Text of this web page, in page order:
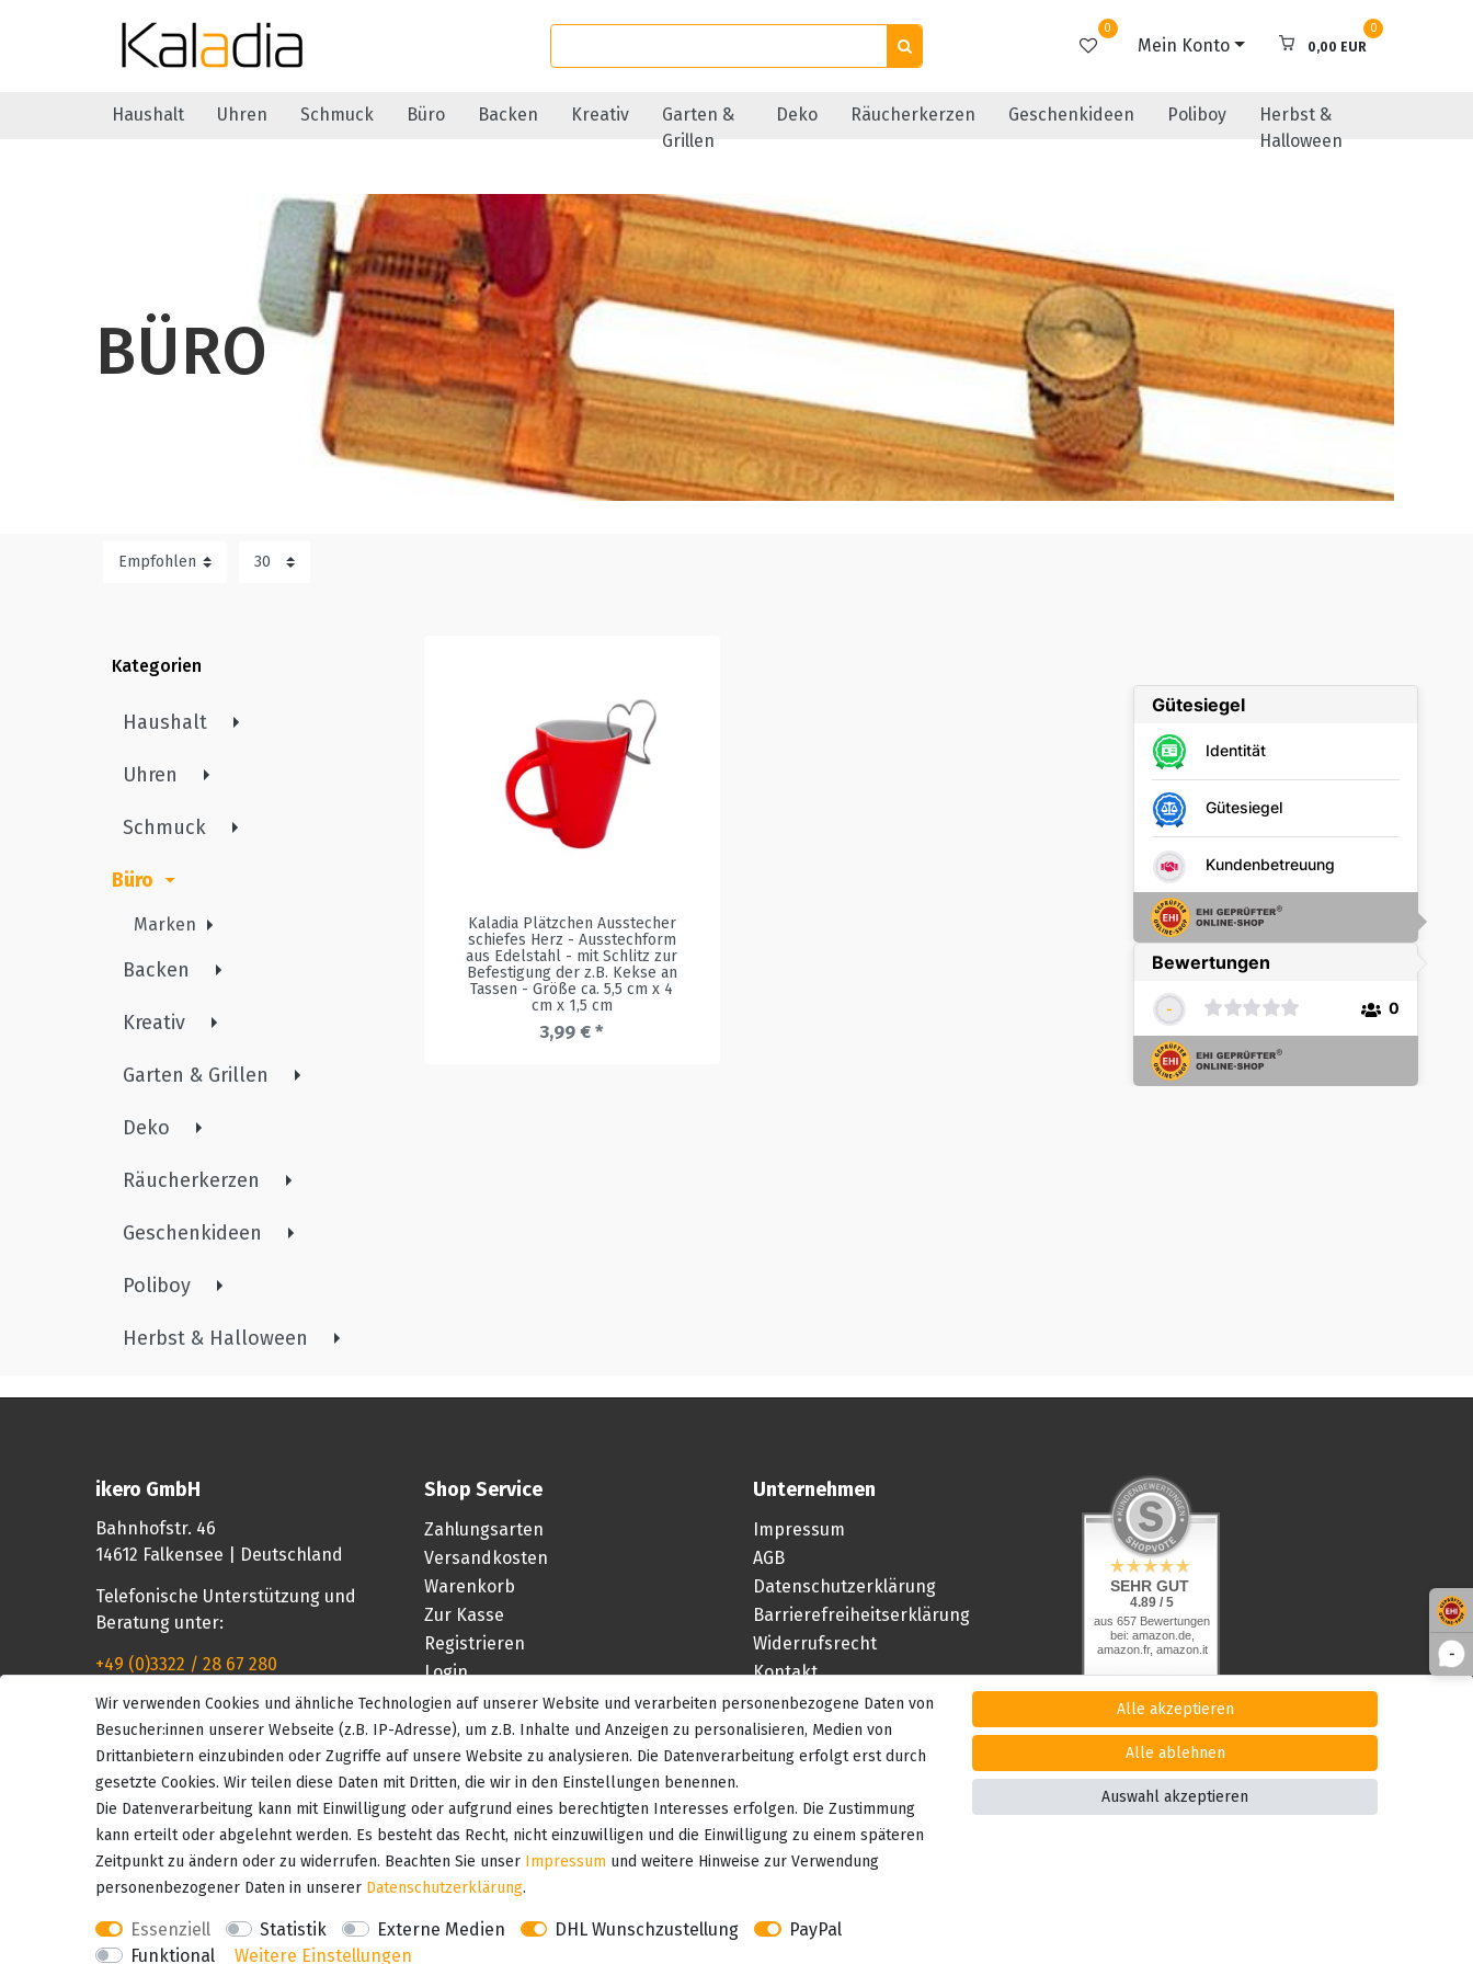
-
0
Mein Konto
0
0,00 EUR
Haushalt Uhren Schmuck Büro Backen Kreativ
Garten &
Grillen
Deko Räucherkerzen Geschenkideen Poliboy
Herbst &
Halloween
BÜRO
Kategorien
Haushalt
Uhren
Schmuck
Büro
Marken
Backen
Kreativ
Garten & Grillen
Deko
Räucherkerzen
Geschenkideen
Poliboy
Herbst & Halloween
Kaladia Plätzchen Ausstecher
schiefes Herz - Ausstechform
aus Edelstahl - mit Schlitz zur
Befestigung der z.B. Kekse an
Tassen - Größe ca. 5,5 cm x 4
cm x 1,5 cm
3,99 € *
ikero GmbH
Bahnhofstr. 46
14612 Falkensee | Deutschland
Telefonische Unterstützung und
Beratung unter:
+49 (0)3322 / 28 67 280
Mo-Fr, 08:00 - 16:00 Uhr
Shop Service
Zahlungsarten
Versandkosten
Warenkorb
Zur Kasse
Registrieren
Login
Vertrag widerrufen
Unternehmen
Impressum
AGB
Datenschutzerklärung
Barrierefreiheitserklärung
Widerrufsrecht
Kontakt
SEHR GUT
4.89 / 5
aus 657 Bewertungen
bei: amazon.de,
amazon.fr, amazon.it
Wir verwenden Cookies und ähnliche Technologien auf unserer Website und verarbeiten personenbezogene Daten von
Besucher:innen unserer Webseite (z.B. IP-Adresse), um z.B. Inhalte und Anzeigen zu personalisieren, Medien von
Drittanbietern einzubinden oder Zugriffe auf unsere Website zu analysieren. Die Datenverarbeitung erfolgt erst durch
gesetzte Cookies. Wir teilen diese Daten mit Dritten, die wir in den Einstellungen benennen.
Die Datenverarbeitung kann mit Einwilligung oder aufgrund eines berechtigten Interesses erfolgen. Die Zustimmung
kann erteilt oder abgelehnt werden. Es besteht das Recht, nicht einzuwilligen und die Einwilligung zu einem späteren
Zeitpunkt zu ändern oder zu widerrufen. Beachten Sie unser Impressum und weitere Hinweise zur Verwendung
personenbezogener Daten in unserer Daten­schutz­erklärung.
Essenziell Statistik Externe Medien DHL Wunschzustellung
PayPal
Funktional
Weitere Einstellungen
Alle akzeptieren
Alle ablehnen
Auswahl akzeptieren